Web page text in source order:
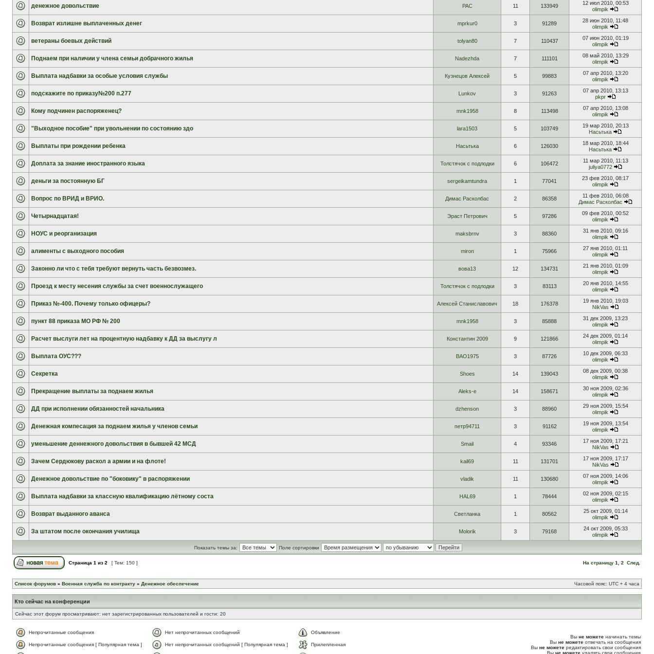
денежное довольствие РАС 11 133949
12 июл 2010, 00:53
olimpik
Возврат излишне выплаченных денег mprkur0 3 91289
28 июн 2010, 11:48
olimpik
ветераны боевых действий tolyan80 7 110437
07 июн 2010, 01:19
olimpik
Поднаем при наличии у члена семьи добрачного жилья Nadezhda 7 111101
08 май 2010, 13:29
olimpik
Выплата надбавки за особые условия службы Кузнецов Алексей 5 99883
07 апр 2010, 13:20
olimpik
подскажите по приказу№200 п.277 Lunkov 3 91263
07 апр 2010, 13:13
pkpr
Кому подчинен распоряженец? mnk1958 8 113498
07 апр 2010, 13:08
olimpik
"Выходное пособие" при увольнении по состоянию здо lara1503 5 103749
19 мар 2010, 20:13
Насьтька
Выплаты при рождении ребенка Насьтька 6 126030
18 мар 2010, 18:44
Насьтька
Доплата за знание иностранного языка Толстячок с подлодки 6 106472
11 мар 2010, 11:13
juliya0772
деньги за постоянную БГ sergeikamtundra 1 77041
23 фев 2010, 08:17
olimpik
Вопрос по ВРИД и ВРИО. Димас Расколбас 2 86358
11 фев 2010, 06:08
Димас Расколбас
Четырнадцатая! Эраст Петрович 5 97286
09 фев 2010, 00:52
olimpik
НОУС и реорганизация maksbrnv 3 88360
31 янв 2010, 09:16
olimpik
алименты с выходного пособия miron 1 75966
27 янв 2010, 01:11
olimpik
Законно ли что с тебя требуют вернуть часть безвозмез. вова13 12 134731
21 янв 2010, 01:09
olimpik
Проезд к месту несения службы за счет военнослужащего Толстячок с подлодки 3 83113
20 янв 2010, 14:55
olimpik
Приказ №-400. Почему только офицеры? Алексей Станиславович 18 176378
19 янв 2010, 19:03
NikVas
пункт 88 приказа МО РФ № 200 mnk1958 3 85888
31 дек 2009, 13:23
olimpik
Расчет выслуги лет на процентную надбавку к ДД за выслугу л Константин 2009 9 121866
24 дек 2009, 01:14
olimpik
Выплата ОУС??? BAO1975 3 87726
10 дек 2009, 06:33
olimpik
Секретка Shoes 14 139043
08 дек 2009, 00:38
olimpik
Прекращение выплаты за поднаем жилья Aleks-e 14 158671
30 ноя 2009, 02:36
olimpik
ДД при исполнении обязанностей начальника dzhenson 3 88960
29 ноя 2009, 15:54
olimpik
Денежная компесация за поднаем жилья у членов семьи петр94711 3 91162
19 ноя 2009, 13:54
olimpik
уменьшение деннежного довольствия в бывшей 42 МСД Smail 4 93346
17 ноя 2009, 17:21
NikVas
Зачем Сердюкову раскол а армии и на флоте! kail69 11 131701
17 ноя 2009, 17:17
NikVas
Денежное довольствие по "боковику" в распоряжении vladik 11 130680
07 ноя 2009, 14:06
olimpik
Выплата надбавки за классную квалификацию лётному соста HAL69 1 78444
02 ноя 2009, 02:15
olimpik
Возврат выданного аванса Светланка 1 80562
25 окт 2009, 01:14
olimpik
За штатом после окончания училища Molorik 3 79168
24 окт 2009, 05:33
olimpik
Показать темы за: Поле сортировки
Страница 1 из 2 [ Тем: 150 ] На страницу 1 2 След.
Список форумов » Военная служба по контракту » Денежное обеспечение Часовой пояс: UTC + 4 часа
Кто сейчас на конференции
Сейчас этот форум просматривают: нет зарегистрированных пользователей и гости: 20
Непрочитанные сообщения Нет непрочитанных сообщений Объявление
Непрочитанные сообщения [ Популярная тема ] Нет непрочитанных сообщений [ Популярная тема ] Прилепленная
Вы не можете начинать темы
Вы не можете отвечать на сообщения
Вы не можете редактировать свои сообщения
Вы не можете удалять свои сообщения